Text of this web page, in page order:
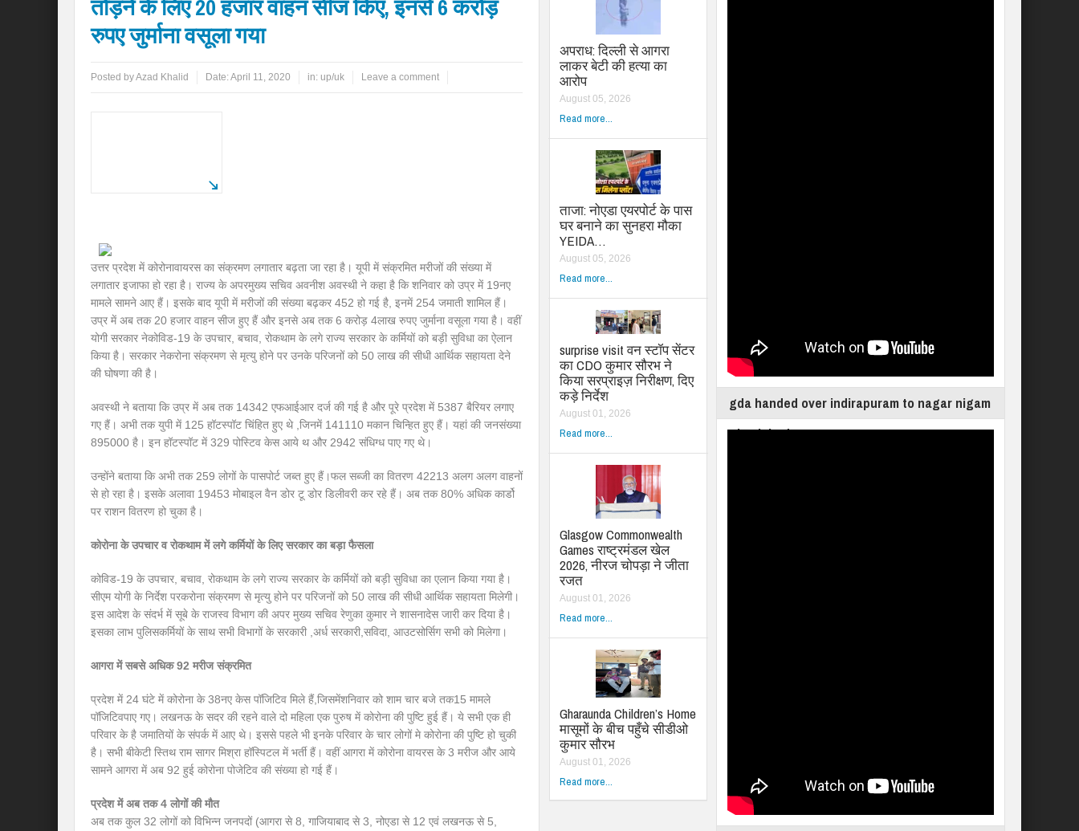
तोड़ने के लिए 20 हजार वाहन सीज किए, इनसे 6 करोड़
रुपए जुर्माना वसूला गया
Posted byAzad Khalid Date:April 11, 2020 in: up/uk Leave a comment
उत्तर प्रदेश में कोरोनावायरस का संक्रमण लगातार बढ़ता जा रहा है। यूपी में संक्रमित मरीजों की संख्या में
लगातार इजाफा हो रहा है। राज्य के अपरमुख्य सचिव अवनीश अवस्थी ने कहा है कि शनिवार को उप्र में 19नए
मामले सामने आए हैं। इसके बाद यूपी में मरीजों की संख्या बढ़कर 452 हो गई है, इनमें 254 जमाती शामिल हैं।
उप्र में अब तक 20 हजार वाहन सीज हुए हैं और इनसे अब तक 6 करोड़ 4लाख रुपए जुर्माना वसूला गया है। वहीं
योगी सरकार नेकोविड-19 के उपचार, बचाव, रोकथाम के लगे राज्य सरकार के कर्मियों को बड़ी सुविधा का ऐलान
किया है। सरकार नेकरोना संक्रमण से मृत्यु होने पर उनके परिजनों को 50 लाख की सीधी आर्थिक सहायता देने
की घोषणा की है।
अवस्थी ने बताया कि उप्र में अब तक 14342 एफआईआर दर्ज की गई है और पूरे प्रदेश में 5387 बैरियर लगाए
गए हैं। अभी तक युपी में 125 हॉटस्पॉट चिंहित हुए थे ,जिनमें 141110 मकान चिन्हित हुए हैं। यहां की जनसंख्या
895000 है। इन हॉटस्पॉट में 329 पोस्टिव केस आये थ और 2942 संधिग्ध पाए गए थे।
उन्होंने बताया कि अभी तक 259 लोगों के पासपोर्ट जब्त हुए हैं।फल सब्जी का वितरण 42213 अलग अलग वाहनों
से हो रहा है। इसके अलावा 19453 मोबाइल वैन डोर टू डोर डिलीवरी कर रहे हैं। अब तक 80% अधिक कार्डो
पर राशन वितरण हो चुका है।
कोरोना के उपचार व रोकथाम में लगे कर्मियों के लिए सरकार का बड़ा फैसला
कोविड-19 के उपचार, बचाव, रोकथाम के लगे राज्य सरकार के कर्मियों को बड़ी सुविधा का एलान किया गया है।
सीएम योगी के निर्देश परकरोना संक्रमण से मृत्यु होने पर परिजनों को 50 लाख की सीधी आर्थिक सहायता मिलेगी।
इस आदेश के संदर्भ में सूबे के राजस्व विभाग की अपर मुख्य सचिव रेणुका कुमार ने शासनादेस जारी कर दिया है।
इसका लाभ पुलिसकर्मियों के साथ सभी विभागों के सरकारी ,अर्ध सरकारी,सविदा, आउटसोर्सिग सभी को मिलेगा।
आगरा में सबसे अधिक 92 मरीज संक्रमित
प्रदेश में 24 घंटे में कोरोना के 38नए केस पॉजिटिव मिले हैं,जिसमेंशनिवार को शाम चार बजे तक15 मामले
पॉजिटिवपाए गए। लखनऊ के सदर की रहने वाले दो महिला एक पुरुष में कोरोना की पुष्टि हुई हैं। ये सभी एक ही
परिवार के है जमातियों के संपर्क में आए थे। इससे पहले भी इनके परिवार के चार लोगों मे कोरोना की पुष्टि हो चुकी
है। सभी बीकेटी स्तिथ राम सागर मिश्रा हॉस्पिटल में भर्ती हैं। वहीं आगरा में कोरोना वायरस के 3 मरीज और आये
सामने आगरा में अब 92 हुई कोरोना पोजेटिव की संख्या हो गई हैं।
प्रदेश में अब तक 4 लोगों की मौत
अब तक कुल 32 लोगों को विभिन्न जनपदों (आगरा से 8, गाजियाबाद से 3, नोएडा से 12 एवं लखनऊ से 5,
अपराध: दिल्ली से आगरा
लाकर बेटी की हत्या का
आरोप
August 05, 2026
Read more...
ताजा: नोएडा एयरपोर्ट के पास
घर बनाने का सुनहरा मौका
YEIDA…
August 05, 2026
Read more...
surprise visit वन स्टॉप सेंटर
का CDO कुमार सौरभ ने
किया सरप्राइज़ निरीक्षण, दिए
कड़े निर्देश
August 01, 2026
Read more...
Glasgow Commonwealth
Games राष्ट्रमंडल खेल
2026, नीरज चोपड़ा ने जीता
रजत
August 01, 2026
Read more...
Gharaunda Children’s Home
मासूमों के बीच पहुँचे सीडीओ
कुमार सौरभ
August 01, 2026
Read more...
gda handed over indirapuram to nagar nigam
ghaziabad